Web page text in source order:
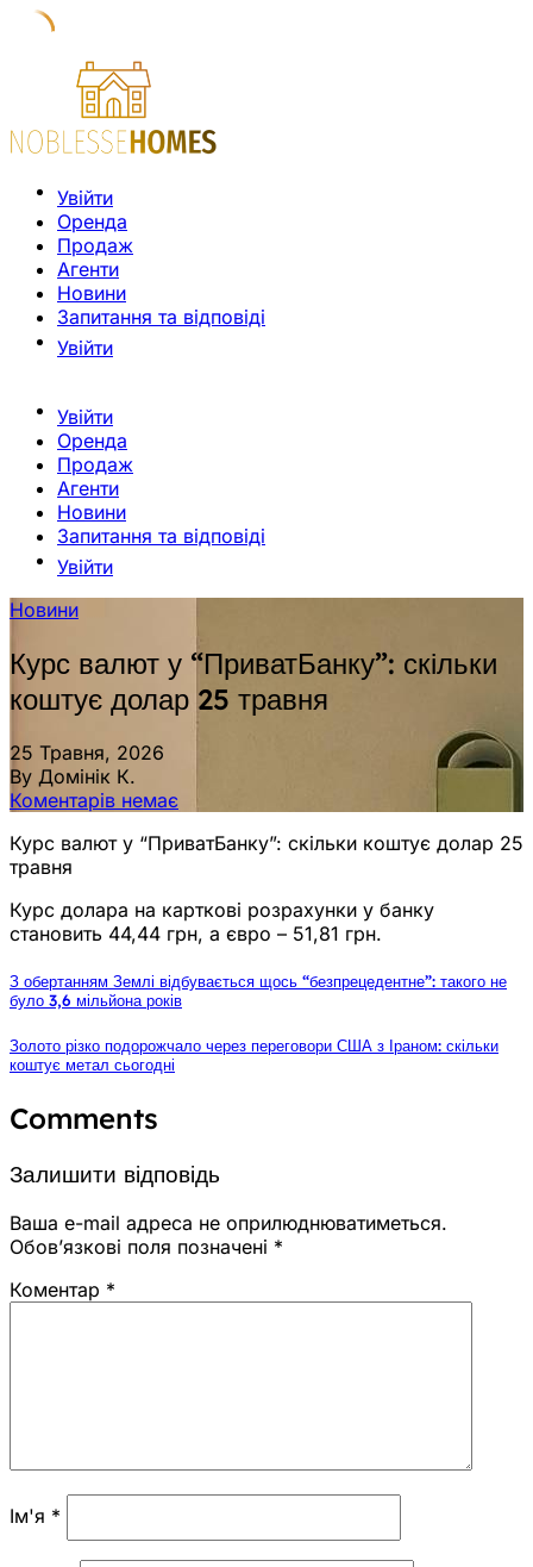
Увійти
Оренда
Продаж
Агенти
Новини
Запитання та відповіді
Увійти
Увійти
Оренда
Продаж
Агенти
Новини
Запитання та відповіді
Увійти
Новини
Курс валют у “ПриватБанку”: скільки
коштує долар 25 травня
25 Травня, 2026
By Домінік К.
Коментарів немає
Курс валют у “ПриватБанку”: скільки коштує долар 25
травня
Курс долара на карткові розрахунки у банку
становить 44,44 грн, а євро – 51,81 грн.
З обертанням Землі відбувається щось “безпрецедентне”: такого не
було 3,6 мільйона років
Золото різко подорожчало через переговори США з Іраном: скільки
коштує метал сьогодні
Comments
Залишити відповідь
Ваша e-mail адреса не оприлюднюватиметься.
Обов’язкові поля позначені *
Коментар *
Ім'я *